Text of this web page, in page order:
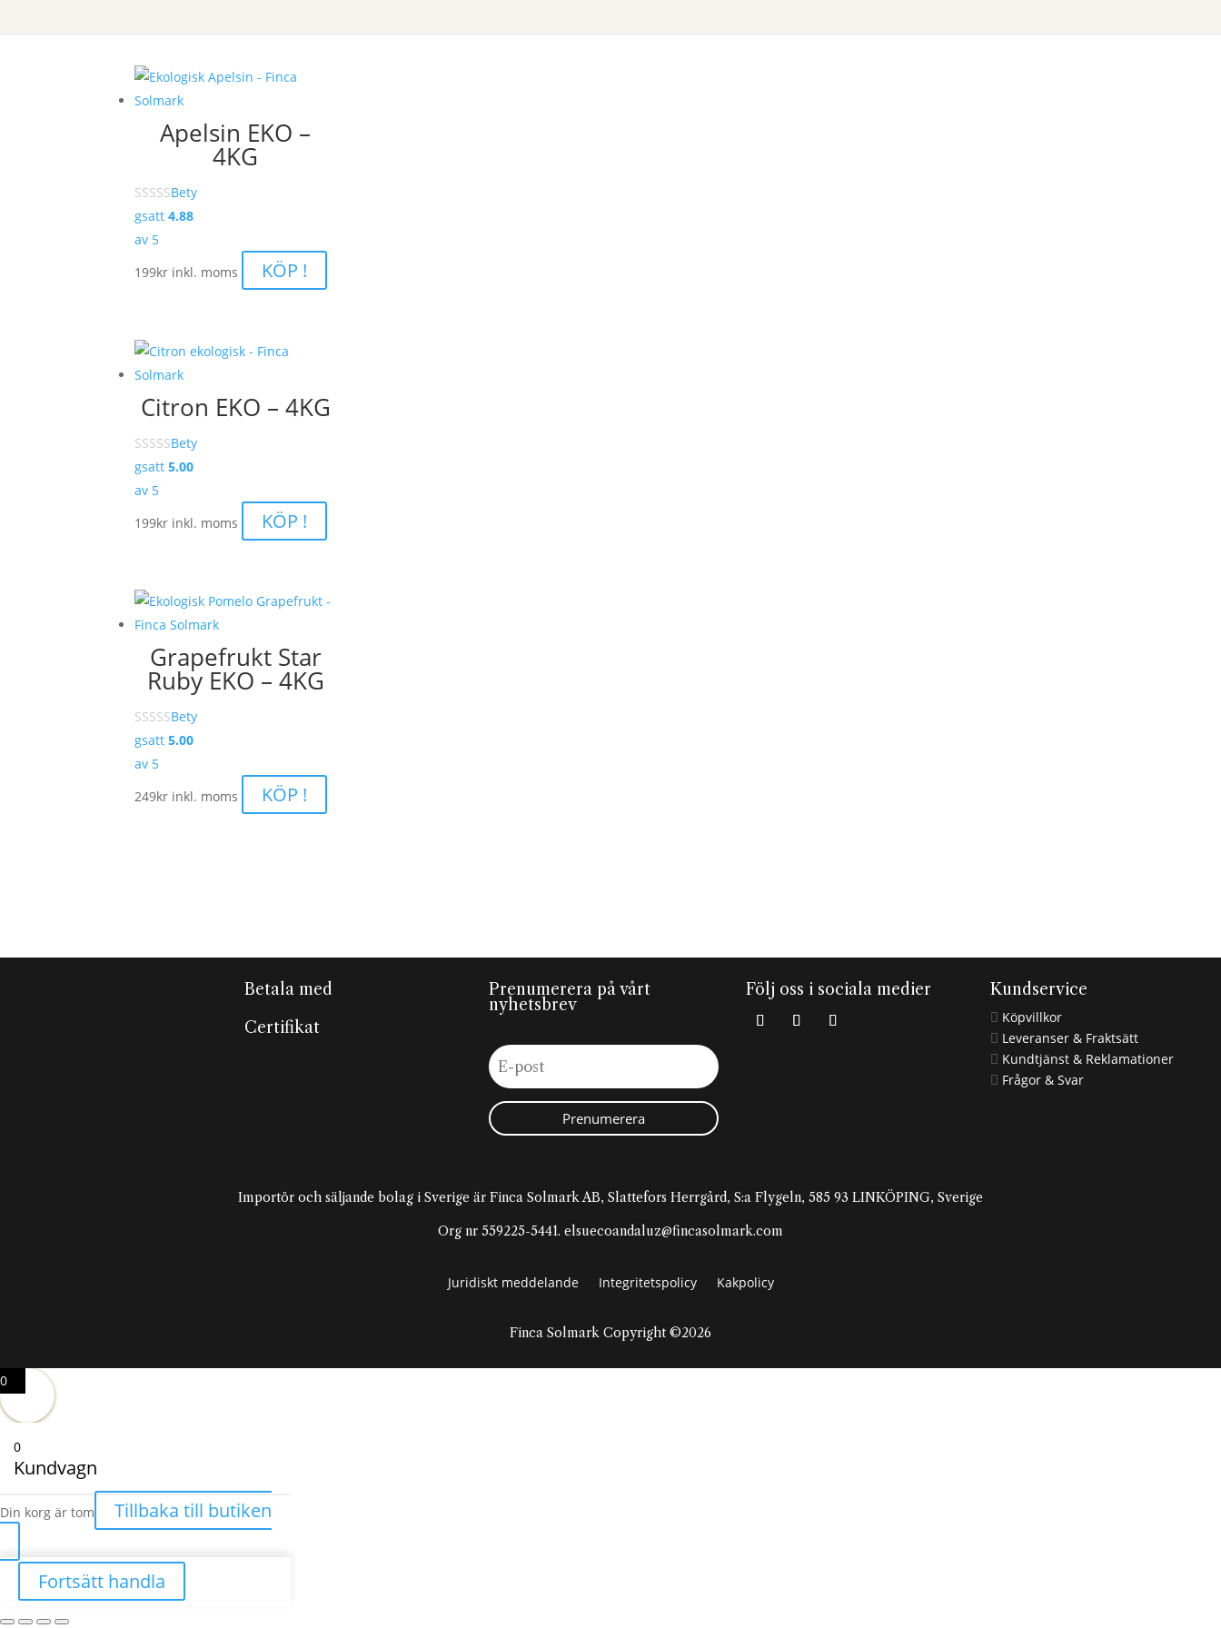
Apelsin EKO –
4KG
Bety
gsatt4.88
av 5
199kr inkl. moms KÖP !
Citron EKO – 4KG
Bety
gsatt5.00
av 5
199kr inkl. moms KÖP !
Grapefrukt Star
Ruby EKO – 4KG
Bety
gsatt5.00
av 5
249kr inkl. moms KÖP !
Betala med
Certifikat
Prenumerera på vårt
nyhetsbrev
Prenumerera
Följ oss i sociala medier Kundservice
 Köpvillkor
 Leveranser & Fraktsätt
 Kundtjänst & Reklamationer
 Frågor & Svar
Importör och säljande bolag i Sverige är Finca Solmark AB, Slattefors Herrgård, S:a Flygeln, 585 93 LINKÖPING, Sverige
Org nr 559225-5441. elsuecoandaluz@fincasolmark.com
Juridiskt meddelande Integritetspolicy Kakpolicy
Finca Solmark Copyright ©2026
0
0
Kundvagn
Din korg är tom Tillbaka till butiken
Fortsätt handla